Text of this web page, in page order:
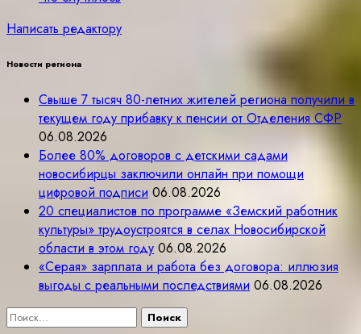
Написать редактору
Новости региона
Свыше 7 тысяч 80-летних жителей региона получили в
текущем году прибавку к пенсии от Отделения СФР
06.08.2026
Более 80% договоров с детскими садами
новосибирцы заключили онлайн при помощи
цифровой подписи 06.08.2026
20 специалистов по программе «Земский работник
культуры» трудоустроятся в селах Новосибирской
области в этом году 06.08.2026
«Серая» зарплата и работа без договора: иллюзия
выгоды с реальными последствиями 06.08.2026
Найти: